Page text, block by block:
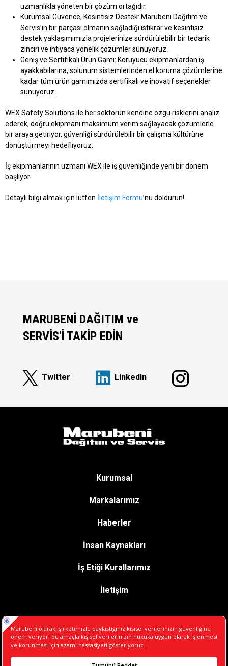
uzmanlıkla yöneten bir çözüm ortağıdır.
Kurumsal Güvence, Kesintisiz Destek: Marubeni Dağıtım ve
Servis’in bir parçası olmanın sağladığı istikrar ve kesintisiz
destek yaklaşımımızla projelerinize sürdürülebilir bir tedarik
zinciri ve ihtiyaca yönelik çözümler sunuyoruz.
Geniş ve Sertifikalı Ürün Gamı: Koruyucu ekipmanlardan iş
ayakkabılarına, solunum sistemlerinden el koruma çözümlerine
kadar tüm ürün gamımızda sertifikalı ve inovatif seçenekler
sunuyoruz.
WEX Safety Solutions ile her sektörün kendine özgü risklerini analiz
ederek, doğru ekipmanı maksimum verim sağlayacak çözümlerle
bir araya getiriyor, güvenliği sürdürülebilir bir çalışma kültürüne
dönüştürmeyi hedefliyoruz.
İş ekipmanlarının uzmanı WEX ile iş güvenliğinde yeni bir dönem
başlıyor.
Detaylı bilgi almak için lütfen İletişim Formu’nu doldurun!
MARUBENİ DAĞITIM ve
SERVİS'İ TAKİP EDİN
Twitter Linkedln
Kurumsal
Markalarımız
Haberler
İnsan Kaynakları
İş Etiği Kurallarımız
İletişim
Tüm hakları saklıdır. Copyright © 2023